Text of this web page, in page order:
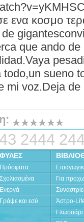
ενα κοσμο
que ando
sueno
mi voz.Deja
2444
ΦΥΛΕΣ
Πρόσφατα
Σχολιασμένα
Ενεργά
Γράψε και εσύ
Για
Άστρο-
Γλωσσάρι